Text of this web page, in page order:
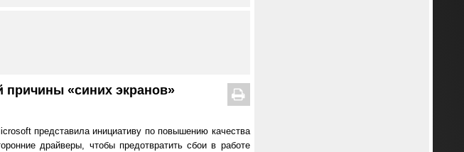
причины «синих экранов»
представила инициативу по повышению качества
драйверы, чтобы предотвратить сбои в работе